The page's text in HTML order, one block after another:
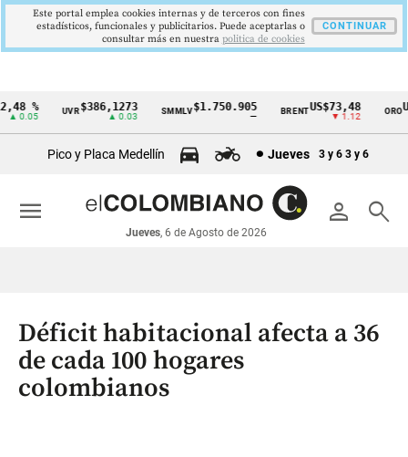
Cintillo
económicos
Colombia
%
0.05
UVR$386,1273
▲ 0.03
SMMLV$1.750.905 BRENTUS$73,48
▼ 1.12
ORO
Pico y Placa Medellín Jueves 3 y 6 3 y 6
person search
Jueves, 6 de Agosto de 2026
menu
Déficit habitacional afecta a 36
de cada 100 hogares
colombianos
Este portal emplea cookies internas y de terceros con fines
estadísticos, funcionales y publicitarios. Puede aceptarlas o
consultar más en nuestra politica de cookies
CONTINUAR